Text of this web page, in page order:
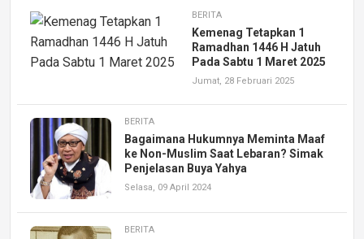
BERITA
Kemenag Tetapkan 1
Ramadhan 1446 H Jatuh
Pada Sabtu 1 Maret 2025
Jumat, 28 Februari 2025
BERITA
Bagaimana Hukumnya Meminta Maaf
ke Non-Muslim Saat Lebaran? Simak
Penjelasan Buya Yahya
Selasa, 09 April 2024
BERITA